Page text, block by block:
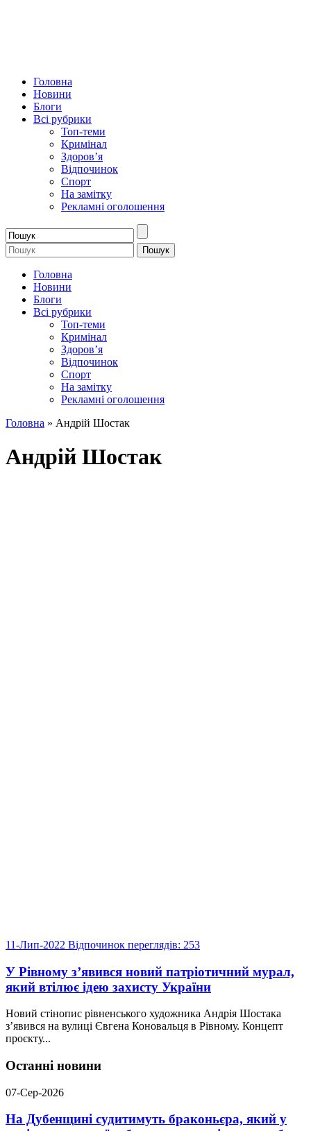
Головна
Новини
Блоги
Всі рубрики
Топ-теми
Кримінал
Здоров’я
Відпочинок
Спорт
На замітку
Рекламні оголошення
Головна
Новини
Блоги
Всі рубрики
Топ-теми
Кримінал
Здоров’я
Відпочинок
Спорт
На замітку
Рекламні оголошення
Головна » Андрій Шостак
Андрій Шостак
11-Лип-2022 Відпочинок переглядів: 253
У Рівному з’явився новий патріотичний мурал,
який втілює ідею захисту України
Новий стінопис рівненського художника Андрія Шостака
з’явився на вулиці Євгена Коновальця в Рівному. Концепт
проєкту...
Останні новини
07-Сер-2026
На Дубенщині судитимуть браконьєра, який у